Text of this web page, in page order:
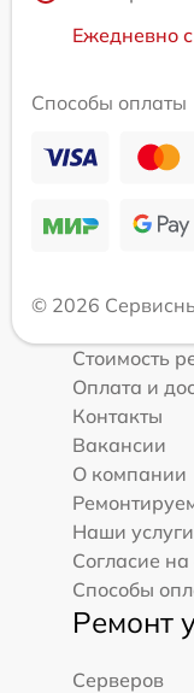
Ежедневно
Способы оплаты
© 2026
Стоимость
Оплата и
Контакты
Вакансии
О компании
Наши услуги
Согласие
Способы
Ремонт
Серверов